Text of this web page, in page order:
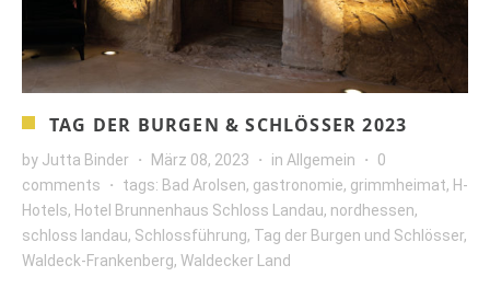
TAG DER BURGEN & SCHLÖSSER 2023
by Jutta Binder März 08, 2023 in Allgemein
0
comments
tags: Bad Arolsen, gastronomie, grimmheimat, H-
Hotels, Hotel Brunnenhaus Schloss Landau, nordhessen,
schloss landau, Schlossführung, Tag der Burgen und Schlösser,
Waldeck-Frankenberg, Waldecker Land